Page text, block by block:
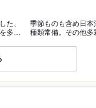
た、
多数
季節ものも含め日本
種類常備。その他多